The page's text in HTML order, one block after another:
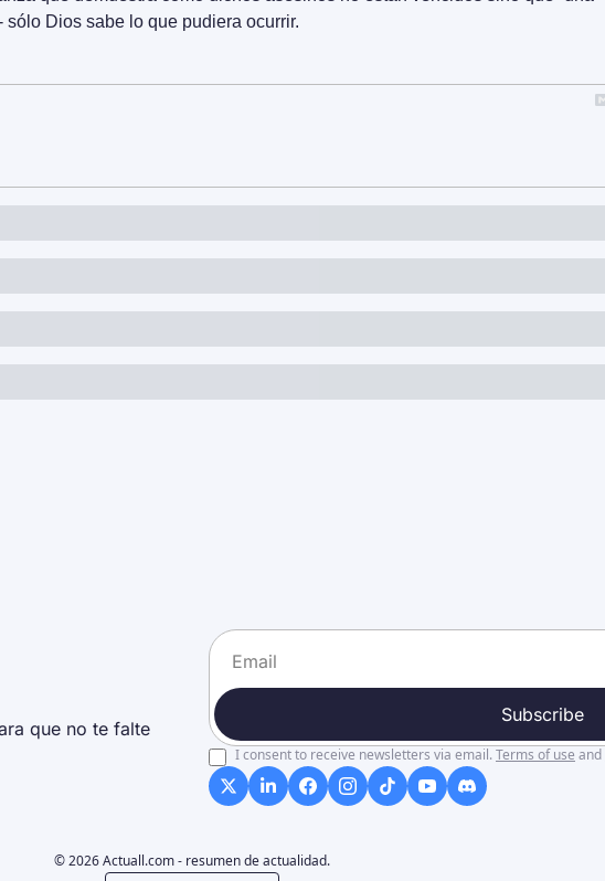
Dios sabe lo que pudiera ocurrir.
que no te falte
Subscribe
I consent to receive newsletters via email.Terms of use and
© 2026 Actuall.com - resumen de actualidad.